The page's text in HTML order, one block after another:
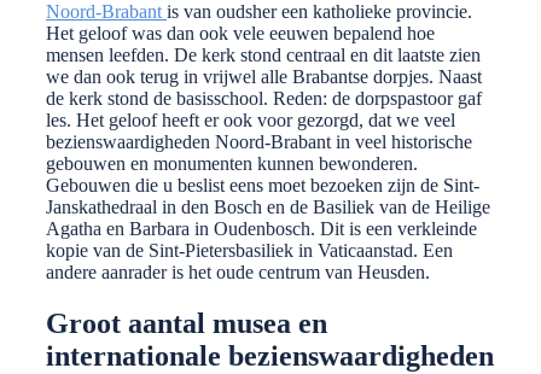
Noord-Brabant is van oudsher een katholieke provincie.
Het geloof was dan ook vele eeuwen bepalend hoe
mensen leefden. De kerk stond centraal en dit laatste zien
we dan ook terug in vrijwel alle Brabantse dorpjes. Naast
de kerk stond de basisschool. Reden: de dorpspastoor gaf
les. Het geloof heeft er ook voor gezorgd, dat we veel
bezienswaardigheden Noord-Brabant in veel historische
gebouwen en monumenten kunnen bewonderen.
Gebouwen die u beslist eens moet bezoeken zijn de Sint-
Janskathedraal in den Bosch en de Basiliek van de Heilige
Agatha en Barbara in Oudenbosch. Dit is een verkleinde
kopie van de Sint-Pietersbasiliek in Vaticaanstad. Een
andere aanrader is het oude centrum van Heusden.
Groot aantal musea en
internationale bezienswaardigheden